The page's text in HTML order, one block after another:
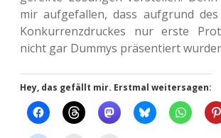
mir auf­ge­fal­len, dass auf­grund des
Kon­kur­renz­dru­ckes nur erste
nicht gar Dummys prä­sen­tiert
Hey, das gefällt mir. Erstmal weitersagen: